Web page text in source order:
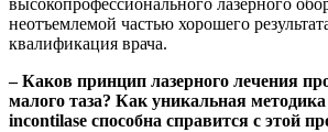
высокопрофессионального лазерного
неотъемлемой частью хорошего
квалификация врача.
– Каков принцип лазерного лечения
малого таза? Как уникальная методика
incontilase способна справится с этой